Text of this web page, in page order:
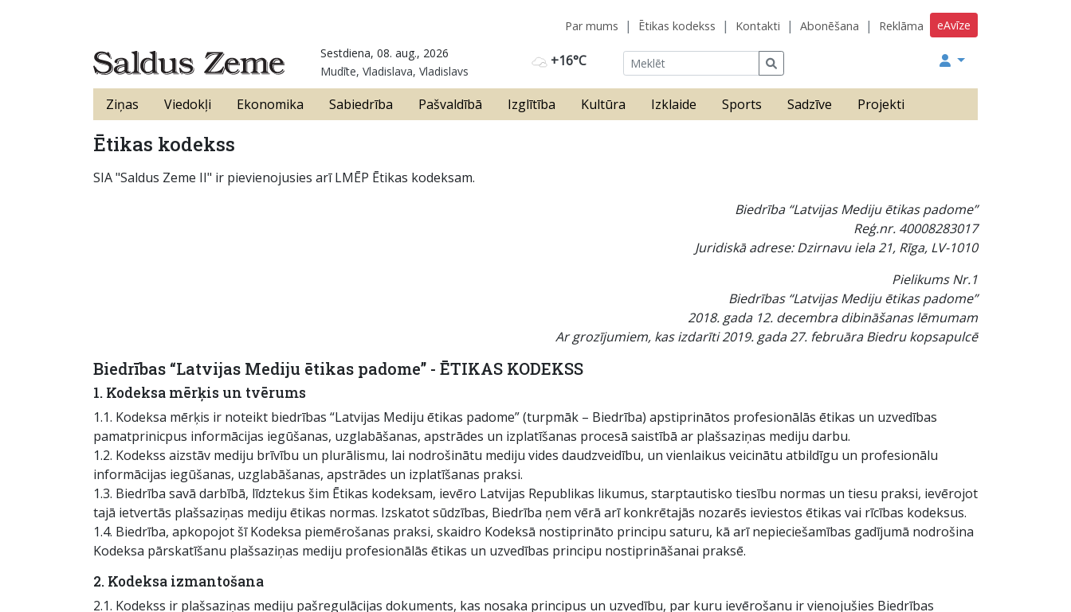
eAvīze
Par mums Ētikas kodekss Kontakti Abonēšana Reklāma
+16°C
Sestdiena, 08. aug., 2026
Mudīte, Vladislava, Vladislavs
Ziņas Viedokļi Ekonomika Sabiedrība Pašvaldībā Izglītība Kultūra Izklaide Sports Sadzīve Projekti
Ētikas kodekss
SIA "Saldus Zeme II" ir pievienojusies arī LMĒP Ētikas kodeksam.
Biedrība “Latvijas Mediju ētikas padome”
Reģ.nr. 40008283017
Juridiskā adrese: Dzirnavu iela 21, Rīga, LV-1010
Pielikums Nr.1
Biedrības “Latvijas Mediju ētikas padome”
2018. gada 12. decembra dibināšanas lēmumam
Ar grozījumiem, kas izdarīti 2019. gada 27. februāra Biedru kopsapulcē
Biedrības “Latvijas Mediju ētikas padome” - ĒTIKAS KODEKSS
1. Kodeksa mērķis un tvērums
1.1. Kodeksa mērķis ir noteikt biedrības “Latvijas Mediju ētikas padome” (turpmāk – Biedrība) apstiprinātos profesionālās ētikas un uzvedības
pamatprinicpus informācijas iegūšanas, uzglabāšanas, apstrādes un izplatīšanas procesā saistībā ar plašsaziņas mediju darbu.
1.2. Kodekss aizstāv mediju brīvību un plurālismu, lai nodrošinātu mediju vides daudzveidību, un vienlaikus veicinātu atbildīgu un profesionālu
informācijas iegūšanas, uzglabāšanas, apstrādes un izplatīšanas praksi.
1.3. Biedrība savā darbībā, līdztekus šim Ētikas kodeksam, ievēro Latvijas Republikas likumus, starptautisko tiesību normas un tiesu praksi, ievērojot
tajā ietvertās plašsaziņas mediju ētikas normas. Izskatot sūdzības, Biedrība ņem vērā arī konkrētajās nozarēs ieviestos ētikas vai rīcības kodeksus.
1.4. Biedrība, apkopojot šī Kodeksa piemērošanas praksi, skaidro Kodeksā nostiprināto principu saturu, kā arī nepieciešamības gadījumā nodrošina
Kodeksa pārskatīšanu plašsaziņas mediju profesionālās ētikas un uzvedības principu nostiprināšanai praksē.
2. Kodeksa izmantošana
2.1. Kodekss ir plašsaziņas mediju pašregulācijas dokuments, kas nosaka principus un uzvedību, par kuru ievērošanu ir vienojušies Biedrības